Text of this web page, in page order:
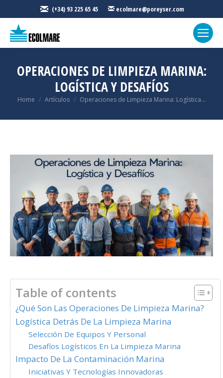
(+34) 93 225 65 45 ecolmare@poreyser.com
OPERACIONES DE LIMPIEZA MARINA:
LOGÍSTICA Y DESAFÍOS
You are here:
Home Artículos Operaciones de Limpieza Marina: Logística…
Table of contents
¿Qué Son Las Operaciones De Limpieza Marina?
Logística Detrás De La Limpieza Marina
Selección De Equipos Y Personal
Desafíos Logísticos En La Limpieza Marina
Impacto De La Contaminación Marina
Iniciativas Y Tecnologías Innovadoras